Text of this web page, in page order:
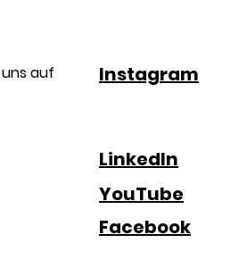
auf Instagram
LinkedIn
YouTube
Facebook